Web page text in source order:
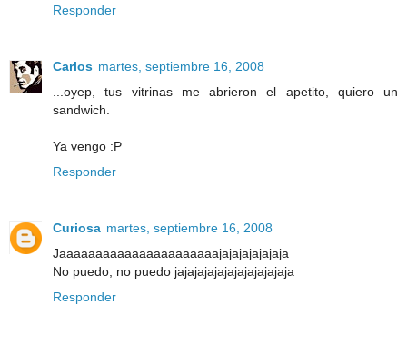
Responder
Carlos martes, septiembre 16, 2008
...oyep, tus vitrinas me abrieron el apetito, quiero un
sandwich.
Ya vengo :P
Responder
Curiosa martes, septiembre 16, 2008
Jaaaaaaaaaaaaaaaaaaaaaajajajajajajaja
No puedo, no puedo jajajajajajajajajajajaja
Responder